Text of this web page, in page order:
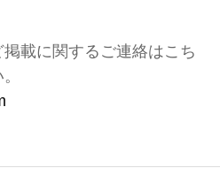
載に関するご連絡はこち